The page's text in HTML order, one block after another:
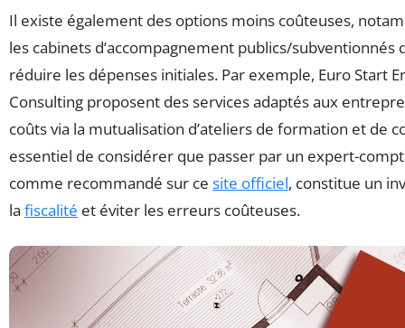
Il existe également des options moins coûteuses,
les cabinets d’accompagnement publics/
réduire les dépenses initiales. Par exemple, Euro Start
Consulting proposent des services adaptés aux
coûts via la mutualisation d’ateliers de formation et de
essentiel de considérer que passer par un expert-
comme recommandé sur ce site officiel, constitue un
la fiscalité et éviter les erreurs coûteuses.